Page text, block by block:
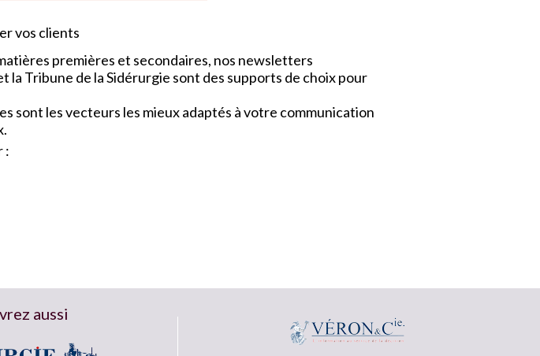
vos clients
premières et secondaires, nos newsletters
Tribune de la Sidérurgie sont des supports de choix pour
sont les vecteurs les mieux adaptés à votre communication
:
aussi